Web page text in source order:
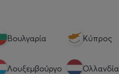
Βουλγαρία Κύπρος
Λουξεμβούργο Ολλανδία